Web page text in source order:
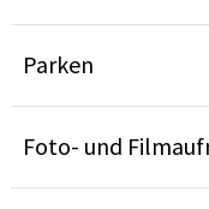
Parken
Foto- und